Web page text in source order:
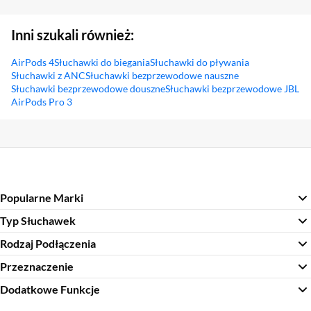
Inni szukali również:
AirPods 4Słuchawki do bieganiaSłuchawki do pływania
Słuchawki z ANCSłuchawki bezprzewodowe nauszne
Słuchawki bezprzewodowe douszneSłuchawki bezprzewodowe JBL
AirPods Pro 3
Popularne Marki
Typ Słuchawek
Rodzaj Podłączenia
Przeznaczenie
Dodatkowe Funkcje